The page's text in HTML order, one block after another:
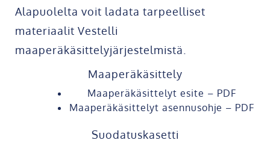
Alapuolelta voit ladata tarpeelliset
materiaalit Vestelli
maaperäkäsittelyjärjestelmistä.
Maaperäkäsittely
Maaperäkäsittelyt esite – PDF
Maaperäkäsittelyt asennusohje – PDF
Suodatuskasetti